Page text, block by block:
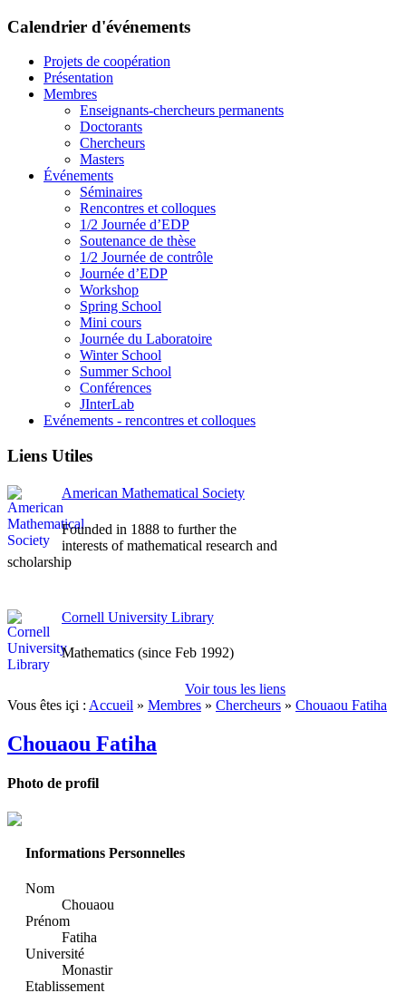
Calendrier d'événements
Projets de coopération
Présentation
Membres
Enseignants-chercheurs permanents
Doctorants
Chercheurs
Masters
Événements
Séminaires
Rencontres et colloques
1/2 Journée d’EDP
Soutenance de thèse
1/2 Journée de contrôle
Journée d’EDP
Workshop
Spring School
Mini cours
Journée du Laboratoire
Winter School
Summer School
Conférences
JInterLab
Evénements - rencontres et colloques
Liens Utiles
American Mathematical Society
Founded in 1888 to further the
interests of mathematical research and
scholarship
Cornell University Library
Mathematics (since Feb 1992)
Voir tous les liens
Vous êtes içi : Accueil » Membres » Chercheurs » Chouaou Fatiha
Chouaou Fatiha
Photo de profil
Informations Personnelles
Nom
Chouaou
Prénom
Fatiha
Université
Monastir
Etablissement